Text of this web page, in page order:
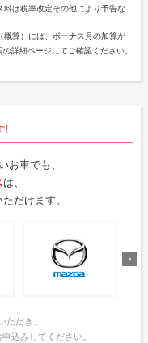
は税率改定その他により予告な
概算）には、ボーナス月の加算が
詳細ページにてご確認ください。
!
車でも、
は、
だけます。
だき、
込みしてください。